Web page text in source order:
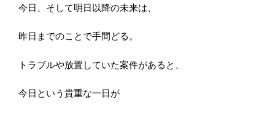
今日、そして明日以降の未来は、
昨日までのことで手間どる。
トラブルや放置していた案件があると、
今日という貴重な一日が